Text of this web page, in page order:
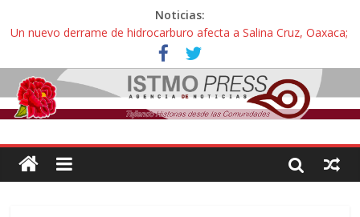
Noticias:
Un nuevo derrame de hidrocarburo afecta a Salina Cruz, Oaxaca;
ahora pescadores de Salinas del Marqués denuncian daños de
Pemex
Ángel, el joven autista expulsado por la Universidad Bienestar de
Ixtepec, Oaxaca vuelve a las aulas tras amparo
Familiares de periodista Alejandro Leyva se reúnen con titular de
intelectuales de su asesinato
Alertan pescadores de Juchitán, Oaxaca de nuevo despojo de su